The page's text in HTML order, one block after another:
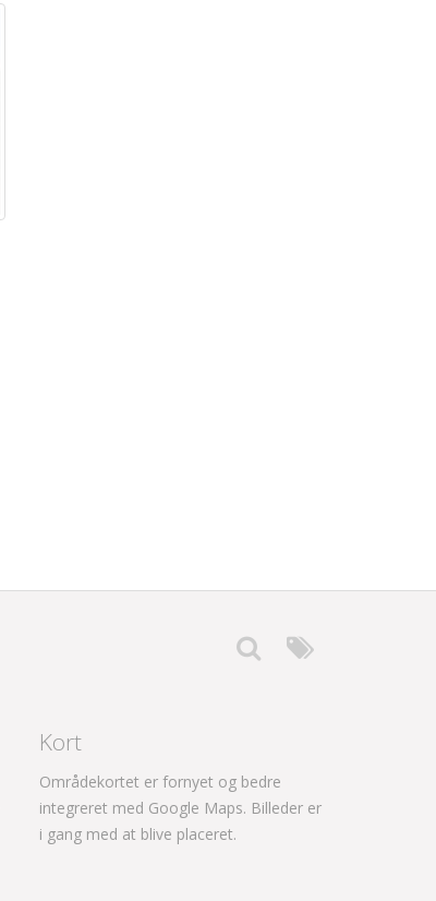
Kort
Områdekortet er fornyet og bedre
integreret med Google Maps. Billeder er
i gang med at blive placeret.